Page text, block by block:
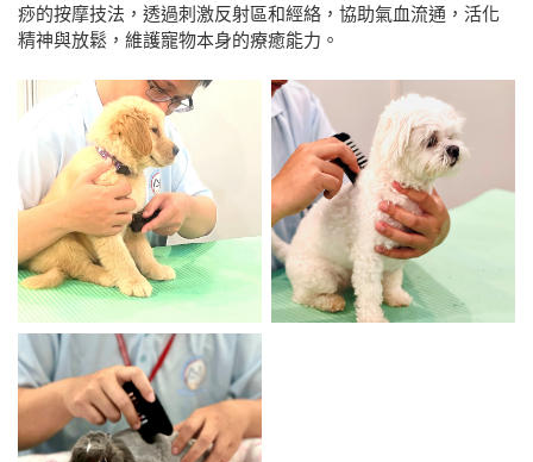
痧的按摩技法，透過刺激反射區和經絡，協助氣血流通，活化
精神與放鬆，維護寵物本身的療癒能力。